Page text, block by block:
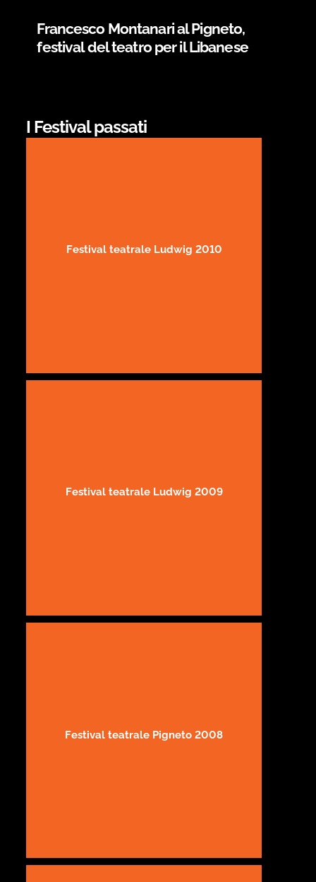
Francesco Montanari al Pigneto,
festival del teatro per il Libanese
I Festival passati
Festival teatrale Ludwig 2010
Festival teatrale Ludwig 2009
Festival teatrale Pigneto 2008